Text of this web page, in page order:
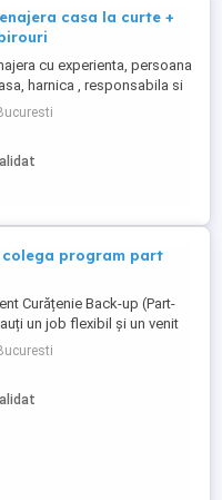
casa la curte +
cu experienta, persoana
harnica , responsabila si
pentru curatenie,
colega program part
Curățenie Back-up (Part-
un job flexibil și un venit
noastră se mărește!
serioasă și adaptabilă
Agent Curățenie Back-up.
suport echipei în zilele